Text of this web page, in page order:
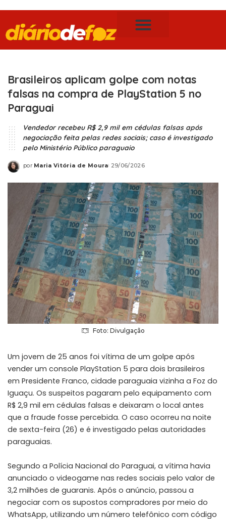
Brasileiros aplicam golpe com notas
falsas na compra de PlayStation 5 no
Paraguai
Vendedor recebeu R$ 2,9 mil em cédulas falsas após
negociação feita pelas redes sociais; caso é investigado
pelo Ministério Público paraguaio
por Maria Vitória de Moura 29/06/2026
Foto: Divulgação
Um jovem de 25 anos foi vítima de um golpe após
vender um console PlayStation 5 para dois brasileiros
em Presidente Franco, cidade paraguaia vizinha a Foz do
Iguaçu. Os suspeitos pagaram pelo equipamento com
R$ 2,9 mil em cédulas falsas e deixaram o local antes
que a fraude fosse percebida. O caso ocorreu na noite
de sexta-feira (26) e é investigado pelas autoridades
paraguaias.
Segundo a Polícia Nacional do Paraguai, a vítima havia
anunciado o videogame nas redes sociais pelo valor de
3,2 milhões de guaranis. Após o anúncio, passou a
negociar com os supostos compradores por meio do
WhatsApp, utilizando um número telefônico com código